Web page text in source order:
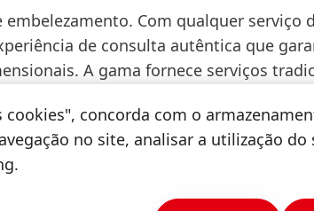
Com qualquer serviço
de consulta autêntica que
A gama fornece serviços
pré-aclarado, coloração tom sobre
escuros com poder aclarante até 3
serviços de refrescamento de cor e
pontas de cabelo baços. As
um brilho saudável e natural.
concorda com o
no site, analisar a utilização do